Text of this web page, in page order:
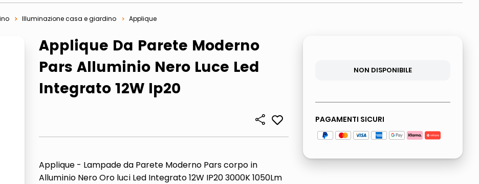
Illuminazione casa e giardino Applique
Applique Da Parete Moderno
Pars Alluminio Nero Luce Led
Integrato 12W Ip20
Applique - Lampade da Parete Moderno Pars corpo in
Alluminio Nero Oro luci Led Integrato 12W IP20 3000K 1050Lm
NON DISPONIBILE
PAGAMENTI SICURI